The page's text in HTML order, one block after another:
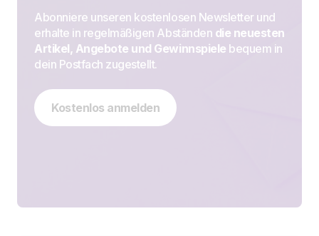
Abonniere unseren kostenlosen Newsletter und
erhalte in regelmäßigen Abständen die neuesten
Artikel, Angebote und Gewinnspiele bequem in
dein Postfach zugestellt.
Kostenlos anmelden